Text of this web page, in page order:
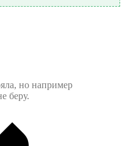
но например
беру.